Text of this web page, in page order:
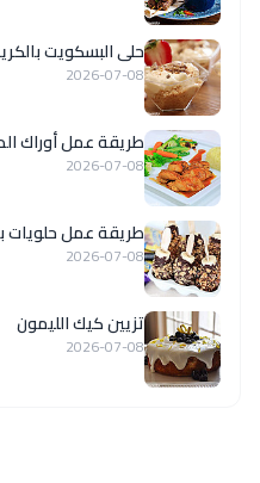
حلى البسكويت
2026-07-08
طريقة عمل أوراك
2026-07-08
طريقة عمل حلويات
2026-07-08
تزيين كيك الليمون
2026-07-08